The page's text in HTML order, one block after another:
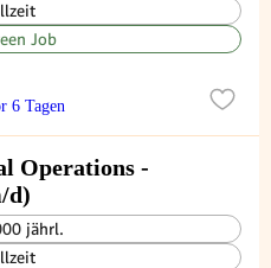
Job
6 Tagen
Operations -
m/d)
jährl.